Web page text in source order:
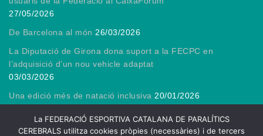
27/05/2026
De Barcelona al món 26/03/2026
La Diputació de Girona dona suport a la FECPC en
l’adquisició d’un nou vehicle adaptat
03/03/2026
Una edició més de natació inclusiva 20/01/2026
Gràcies, President! 13/01/2026
La FEDERACIÓ ESPORTIVA CATALANA DE PARALÍTICS
CEREBRALS utilitza cookies pròpies (necessàries) i de tercers